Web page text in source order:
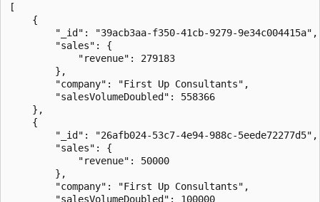
[
    {
        "_id": "39acb3aa-f350-41cb-9279-9e34c004415a",
        "sales": {
            "revenue": 279183
        },
        "company": "First Up Consultants",
        "salesVolumeDoubled": 558366
    },
    {
        "_id": "26afb024-53c7-4e94-988c-5eede72277d5",
        "sales": {
            "revenue": 50000
        },
        "company": "First Up Consultants",
        "salesVolumeDoubled": 100000